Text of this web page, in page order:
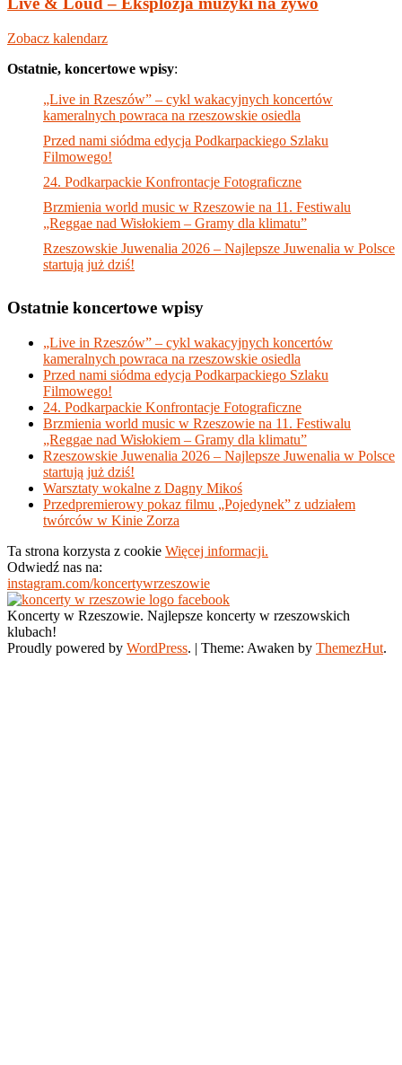
Zobacz kalendarz
Ostatnie, koncertowe wpisy:
„Live in Rzeszów” – cykl wakacyjnych koncertów
kameralnych powraca na rzeszowskie osiedla
Przed nami siódma edycja Podkarpackiego Szlaku
Filmowego!
24. Podkarpackie Konfrontacje Fotograficzne
Brzmienia world music w Rzeszowie na 11. Festiwalu
„Reggae nad Wisłokiem – Gramy dla klimatu”
Rzeszowskie Juwenalia 2026 – Najlepsze Juwenalia w Polsce
startują już dziś!
Ostatnie koncertowe wpisy
„Live in Rzeszów” – cykl wakacyjnych koncertów
kameralnych powraca na rzeszowskie osiedla
Przed nami siódma edycja Podkarpackiego Szlaku
Filmowego!
24. Podkarpackie Konfrontacje Fotograficzne
Brzmienia world music w Rzeszowie na 11. Festiwalu
„Reggae nad Wisłokiem – Gramy dla klimatu”
Rzeszowskie Juwenalia 2026 – Najlepsze Juwenalia w Polsce
startują już dziś!
Warsztaty wokalne z Dagny Mikoś
Przedpremierowy pokaz filmu „Pojedynek” z udziałem
twórców w Kinie Zorza
Ta strona korzysta z cookie Więcej informacji.
Odwiedź nas na:
instagram.com/koncertywrzeszowie
Koncerty w Rzeszowie. Najlepsze koncerty w rzeszowskich
klubach!
Proudly powered by WordPress. | Theme: Awaken by ThemezHut.